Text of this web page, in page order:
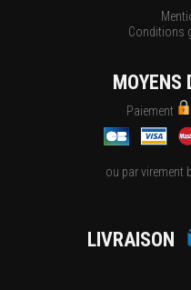
Conditions
MOYENS
Paiement
ou par virement
LIVRAISON